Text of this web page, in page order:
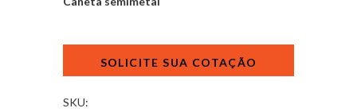
Semimetal
SKU: